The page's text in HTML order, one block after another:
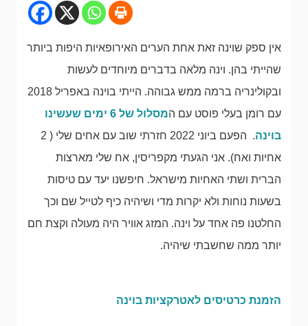
אין ספק שוינה זאת אחת הערים האירופאיות היפות ביותר
שהייתי בהן. וינה מלאה בדברים מיוחדים לעשות
ובקולינריה ברמה ממש גבוהה. הייתי בוינה באפריל 2018
עם רומן בעלי פוסט עם ה
מסלול של 6 ימים שעשינו
בוינה
. הפעם ביוני 2022 חזרתי שוב עם אחים שלי ( 2
אחיות ואח). אני הגעתי מקפריסין, אח שלי מארצות
הברית ושתי האחיות מישראל. חיפשנו יעד עם טיסות
בשעות נוחות ולא יקרות מדי ושיהיה כיף לטייל שם וכך
החלטנו פה אחד על וינה. המזג אוויר היה מעולה וקצת חם
יותר ממה שחשבתי שיהיה.
הזמנת כרטיסים לאטרקציות בוינה